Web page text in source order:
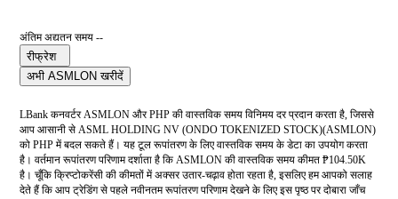
अंतिम अद्यतन समय --
रीफ्रेश
अभी ASMLON खरीदें
LBank कनवर्टर ASMLON और PHP की वास्तविक समय विनिमय दर प्रदान करता है, जिससे
आप आसानी से ASML HOLDING NV (ONDO TOKENIZED STOCK)(ASMLON)
को PHP में बदल सकते हैं। यह टूल रूपांतरण के लिए वास्तविक समय के डेटा का उपयोग करता
है। वर्तमान रूपांतरण परिणाम दर्शाता है कि ASMLON की वास्तविक समय कीमत ₱104.50K
है। चूँकि क्रिप्टोकरेंसी की कीमतों में अक्सर उतार-चढ़ाव होता रहता है, इसलिए हम आपको सलाह
देते हैं कि आप ट्रेडिंग से पहले नवीनतम रूपांतरण परिणाम देखने के लिए इस पृष्ठ पर दोबारा जाँच